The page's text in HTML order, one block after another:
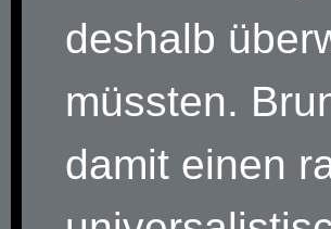
deshalb
müssten.
damit einen